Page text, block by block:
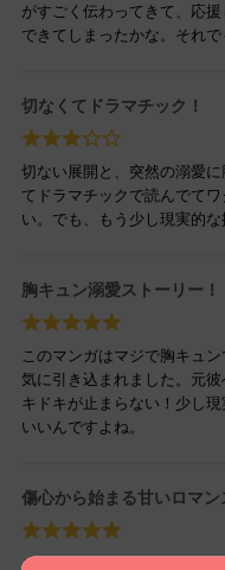
がすごく伝わってきて、応
できてしまったかな。それ
切なくてドラマチック！
切ない展開と、突然の溺愛
てドラマチックで読んでて
い。でも、もう少し現実的な
胸キュン溺愛ストーリー！
このマンガはマジで胸キュ
気に引き込まれました。元
キドキが止まらない！少し
いいんですよね。
傷心から始まる甘いロマン
このマンガにハマっちゃいま